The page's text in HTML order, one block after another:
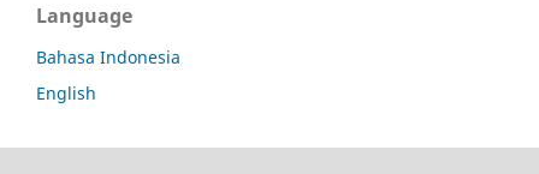
Language
Bahasa Indonesia
English